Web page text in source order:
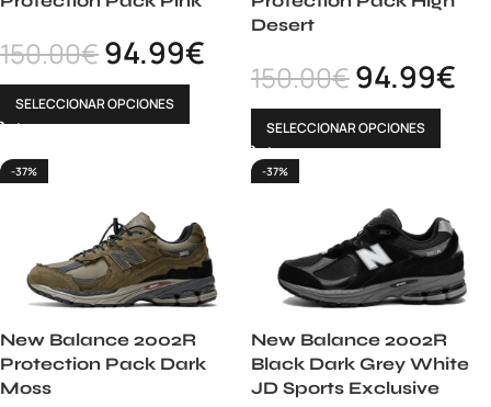
150.00€94.99€
SELECCIONAR OPCIONES
Desert
150.00€94.99€
SELECCIONAR OPCIONES
-37%
New Balance 2002R
Protection Pack Dark
Moss
-37%
New Balance 2002R
Black Dark Grey White
JD Sports Exclusive